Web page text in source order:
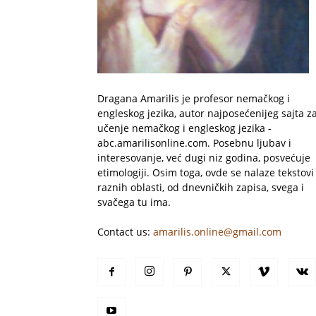
Dragana Amarilis je profesor nemačkog i
engleskog jezika, autor najposećenijeg sajta za
učenje nemačkog i engleskog jezika -
abc.amarilisonline.com. Posebnu ljubav i
interesovanje, već dugi niz godina, posvećuje
etimologiji. Osim toga, ovde se nalaze tekstovi
raznih oblasti, od dnevničkih zapisa, svega i
svačega tu ima.
Contact us: amarilis.online@gmail.com